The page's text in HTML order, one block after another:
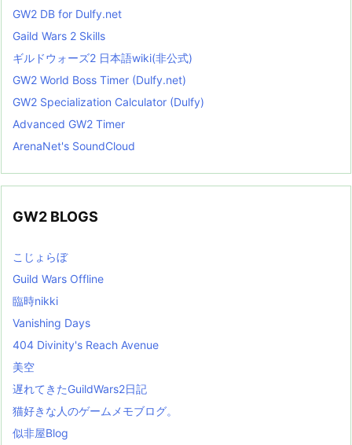
GW2 DB for Dulfy.net
Gaild Wars 2 Skills
ギルドウォーズ2 日本語wiki(非公式)
GW2 World Boss Timer (Dulfy.net)
GW2 Specialization Calculator (Dulfy)
Advanced GW2 Timer
ArenaNet's SoundCloud
GW2 BLOGS
こじょらぼ
Guild Wars Offline
臨時nikki
Vanishing Days
404 Divinity's Reach Avenue
美空
遅れてきたGuildWars2日記
猫好きな人のゲームメモブログ。
似非屋Blog